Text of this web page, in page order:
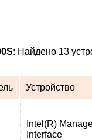
: Найдено 13
Устройство
Intel(R)
Interface